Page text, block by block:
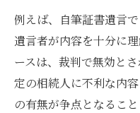
例えば、自筆証書遺言
遺言者が内容を十分に
ースは、裁判で無効と
定の相続人に不利な内
の有無が争点となるこ